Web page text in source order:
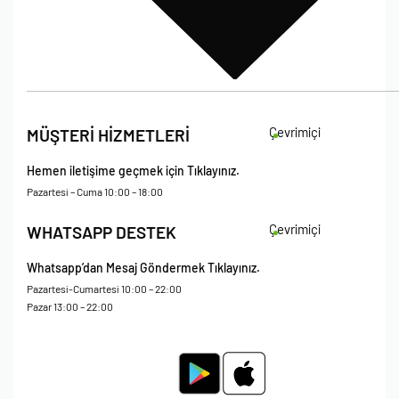
Çerez Politikası
Kişisel Verileri Koruma – Çerez ve Ticari İletişim Açık Rıza Metni
Mesafeli Satış Sözleşmesi
MÜŞTERİ HİZMETLERİ Çevrimiçi
Hemen iletişime geçmek için Tıklayınız.
Pazartesi – Cuma 10:00 – 18:00
WHATSAPP DESTEK Çevrimiçi
Whatsapp’dan Mesaj Göndermek Tıklayınız.
Pazartesi-Cumartesi 10:00 – 22:00
Pazar 13:00 – 22:00